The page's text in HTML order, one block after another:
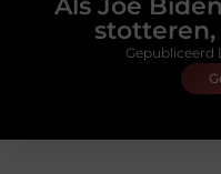
Als Joe
Gepubliceerd